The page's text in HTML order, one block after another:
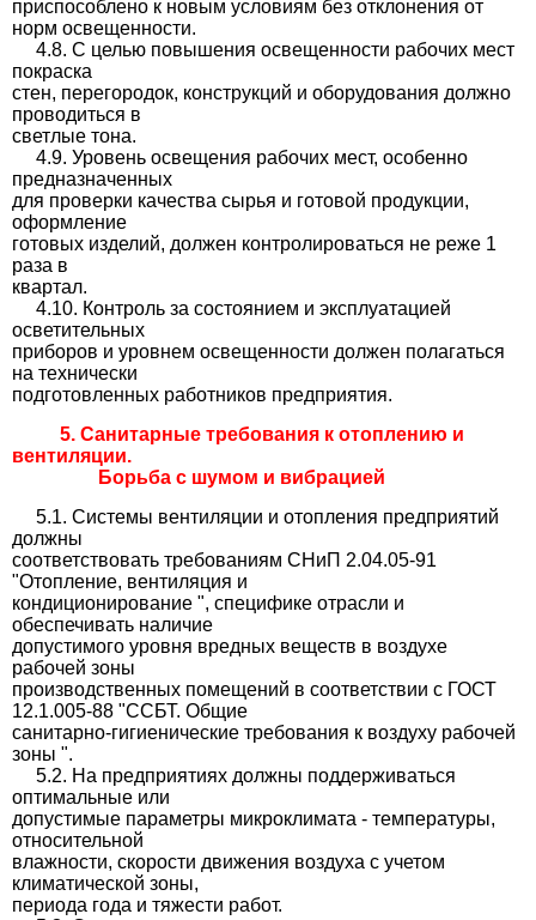
приспособлено к новым условиям без отклонения от
норм освещенности.
4.8. С целью повышения освещенности рабочих мест
покраска
стен, перегородок, конструкций и оборудования должно
проводиться в
светлые тона.
4.9. Уровень освещения рабочих мест, особенно
предназначенных
для проверки качества сырья и готовой продукции,
оформление
готовых изделий, должен контролироваться не реже 1
раза в
квартал.
4.10. Контроль за состоянием и эксплуатацией
осветительных
приборов и уровнем освещенности должен полагаться
на технически
подготовленных работников предприятия.
5. Санитарные требования к отоплению и
вентиляции.
Борьба с шумом и вибрацией
5.1. Системы вентиляции и отопления предприятий
должны
соответствовать требованиям СНиП 2.04.05-91
"Отопление, вентиляция и
кондиционирование ", специфике отрасли и
обеспечивать наличие
допустимого уровня вредных веществ в воздухе
рабочей зоны
производственных помещений в соответствии с ГОСТ
12.1.005-88 "ССБТ. Общие
санитарно-гигиенические требования к воздуху рабочей
зоны ".
5.2. На предприятиях должны поддерживаться
оптимальные или
допустимые параметры микроклимата - температуры,
относительной
влажности, скорости движения воздуха с учетом
климатической зоны,
периода года и тяжести работ.